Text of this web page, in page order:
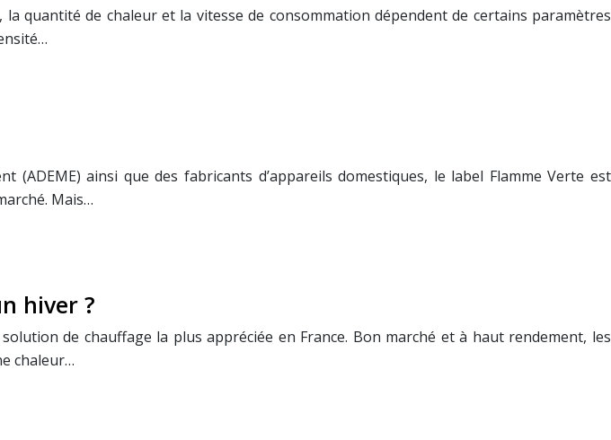
quantité de chaleur et la vitesse de consommation dépendent de certains paramètres
ainsi que des fabricants d’appareils domestiques, le label Flamme Verte est
Mais…
hiver ?
de chauffage la plus appréciée en France. Bon marché et à haut rendement, les
chaleur…